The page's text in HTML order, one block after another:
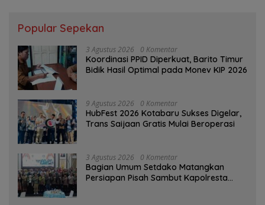
Popular Sepekan
3 Agustus 2026 0 Komentar
Koordinasi PPID Diperkuat, Barito Timur
Bidik Hasil Optimal pada Monev KIP 2026
9 Agustus 2026 0 Komentar
HubFest 2026 Kotabaru Sukses Digelar,
Trans Saijaan Gratis Mulai Beroperasi
3 Agustus 2026 0 Komentar
Bagian Umum Setdako Matangkan
Persiapan Pisah Sambut Kapolresta